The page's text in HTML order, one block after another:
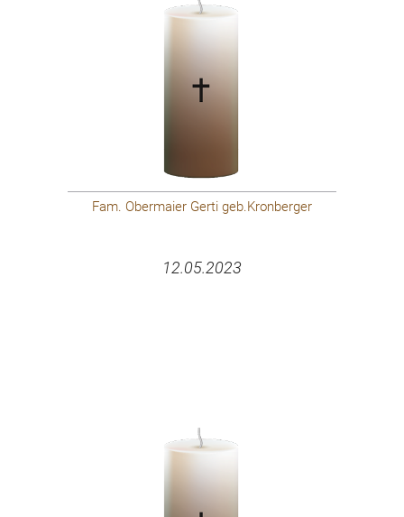
Fam. Obermaier Gerti geb.Kronberger
12.05.2023